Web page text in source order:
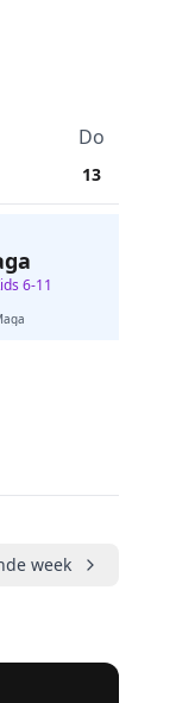
Do
13
6-11
week